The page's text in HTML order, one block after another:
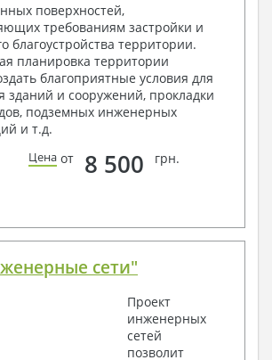
узлы в конструкциях
раздел:
по проекту
и расчеты фундаментов
каркаса – схемы расположения
перекрытий
на стены или Узлы
кровли – схемы расположения
(приобретается по желанию
плату):
обозначения с общими данными
система водоснабжения и
поверхностей,
требованиям застройки и
благоустройства территории.
планировка территории
благоприятные условия для
зданий и сооружений, прокладки
подземных инженерных
и т.д.
Цена от 8 500 грн.
сети"
Проект
инженерных
сетей
позволит